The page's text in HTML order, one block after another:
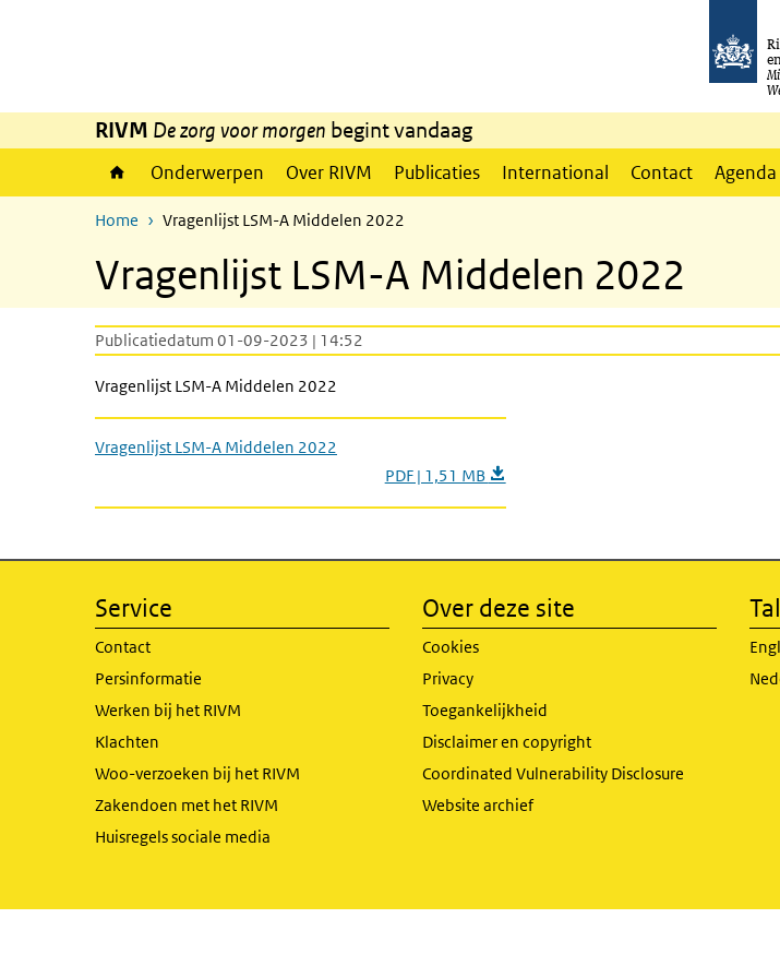
RIVM De zorg voor morgen begint vandaag
Onderwerpen Over RIVM Publicaties International Contact Agenda
Home Vragenlijst LSM-A Middelen 2022
Vragenlijst LSM-A Middelen 2022
Publicatiedatum 01-09-2023 | 14:52
Vragenlijst LSM-A Middelen 2022
Vragenlijst LSM-A Middelen 2022
PDF | 1,51 MB
Service
Contact
Persinformatie
Werken bij het RIVM
Klachten
Woo-verzoeken bij het RIVM
Zakendoen met het RIVM
Huisregels sociale media
Over deze site
Cookies
Privacy
Toegankelijkheid
Disclaimer en copyright
Coordinated Vulnerability Disclosure
Website archief